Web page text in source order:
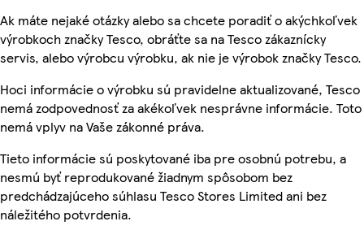
Ak máte nejaké otázky alebo sa chcete poradiť o akýchkoľvek
výrobkoch značky Tesco, obráťte sa na Tesco zákaznícky
servis, alebo výrobcu výrobku, ak nie je výrobok značky Tesco.
Hoci informácie o výrobku sú pravidelne aktualizované, Tesco
nemá zodpovednosť za akékoľvek nesprávne informácie. Toto
nemá vplyv na Vaše zákonné práva.
Tieto informácie sú poskytované iba pre osobnú potrebu, a
nesmú byť reprodukované žiadnym spôsobom bez
predchádzajúceho súhlasu Tesco Stores Limited ani bez
náležitého potvrdenia.